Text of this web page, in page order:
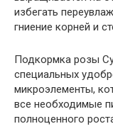
избегать
гниение корней и
Подкормка розы
специальных
микроэлементы,
все необходимые
полноценного